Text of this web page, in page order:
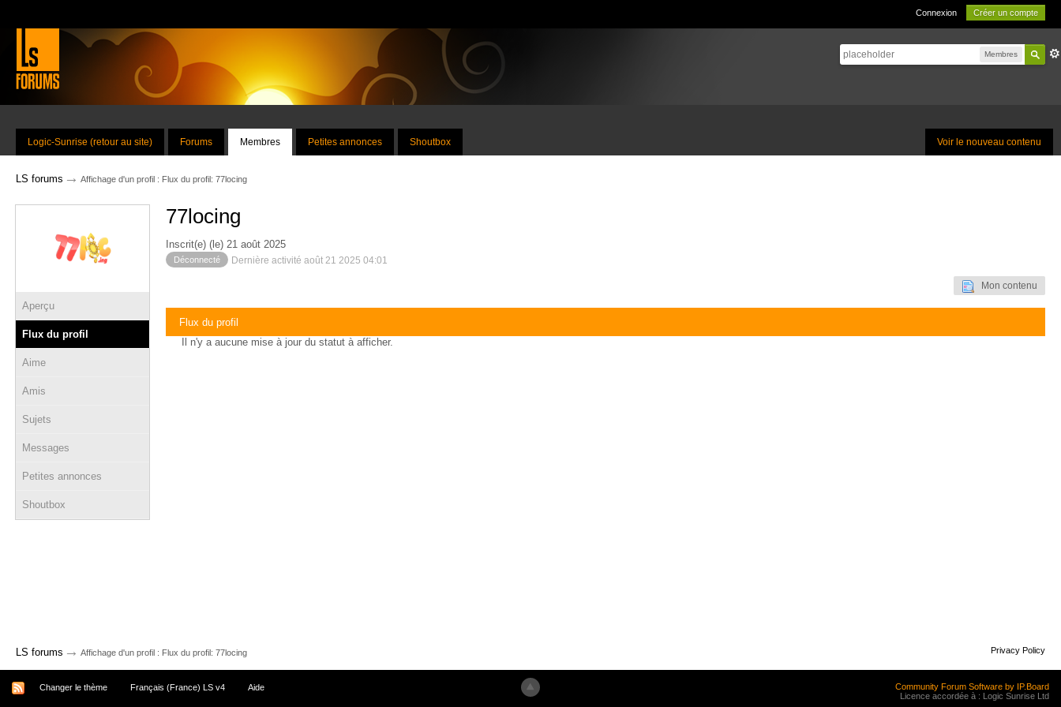
Connexion Créer un compte
Membres
Voir le nouveau contenu
Logic-Sunrise (retour au site) Forums Membres Petites annonces Shoutbox
LS forums → Affichage d'un profil : Flux du profil: 77locing
Aperçu
Flux du profil
Aime
Amis
Sujets
Messages
Petites annonces
Shoutbox
77locing
Inscrit(e) (le) 21 août 2025
Déconnecté Dernière activité août 21 2025 04:01
Mon contenu
Flux du profil
Il n'y a aucune mise à jour du statut à afficher.
LS forums → Affichage d'un profil : Flux du profil: 77locing Privacy Policy
Changer le thème Français (France) LS v4 Aide
Community Forum Software by IP.Board
Licence accordée à : Logic Sunrise Ltd